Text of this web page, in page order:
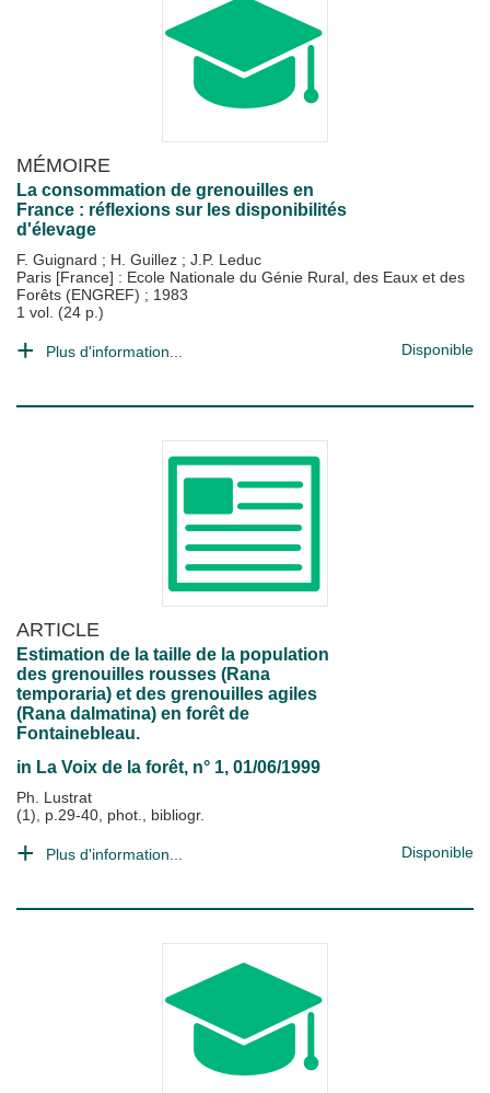
MÉMOIRE
La consommation de grenouilles en
France : réflexions sur les disponibilités
d'élevage
F. Guignard ; H. Guillez ; J.P. Leduc
Paris [France] : Ecole Nationale du Génie Rural, des Eaux et des
Forêts (ENGREF) ; 1983
1 vol. (24 p.)
Plus d'information... Disponible
ARTICLE
Estimation de la taille de la population
des grenouilles rousses (Rana
temporaria) et des grenouilles agiles
(Rana dalmatina) en forêt de
Fontainebleau.
in La Voix de la forêt, n° 1, 01/06/1999
Ph. Lustrat
(1), p.29-40, phot., bibliogr.
Plus d'information... Disponible